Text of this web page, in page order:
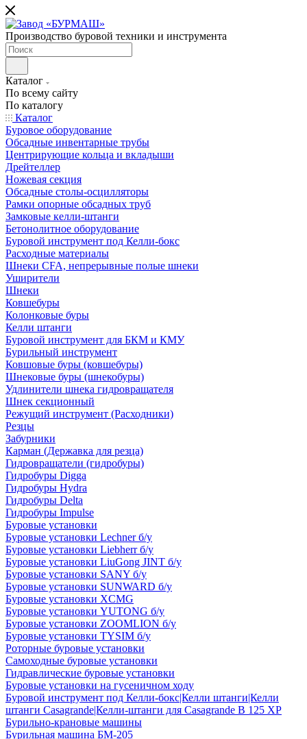
Производство буровой техники и инструмента
Каталог
По всему сайту
По каталогу
Каталог
Буровое оборудование
Обсадные инвентарные трубы
Центрирующие кольца и вкладыши
Дрейтеллер
Ножевая секция
Обсадные столы-осцилляторы
Рамки опорные обсадных труб
Замковые келли-штанги
Бетонолитное оборудование
Буровой инструмент под Келли-бокс
Расходные материалы
Шнеки CFA, непрерывные полые шнеки
Уширители
Шнеки
Ковшебуры
Колонковые буры
Келли штанги
Буровой инструмент для БКМ и КМУ
Бурильный инструмент
Ковшовые буры (ковшебуры)
Шнековые буры (шнекобуры)
Удлинители шнека гидровращателя
Шнек секционный
Режущий инструмент (Расходники)
Резцы
Забурники
Карман (Державка для резца)
Гидровращатели (гидробуры)
Гидробуры Digga
Гидробуры Hydra
Гидробуры Delta
Гидробуры Impulse
Буровые установки
Буровые установки Lechner б/у
Буровые установки Liebherr б/у
Буровые установки LiuGong JINT б/у
Буровые установки SANY б/у
Буровые установки SUNWARD б/у
Буровые установки XCMG
Буровые установки YUTONG б/у
Буровые установки ZOOMLION б/у
Буровые установки TYSIM б/у
Роторные буровые установки
Самоходные буровые установки
Гидравлические буровые установки
Буровые установки на гусеничном ходу
Буровой инструмент под Келли-бокс|Келли штанги|Келли
штанги Casagrande|Келли-штанги для Casagrande B 125 XP
Бурильно-крановые машины
Бурильная машина БМ-205